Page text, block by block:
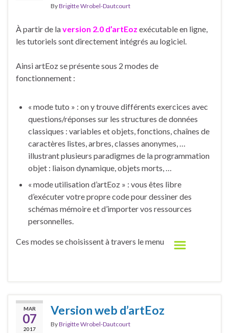
ByBrigitte Wrobel-Dautcourt
À partir de laversion 2.0 d’artEoz exécutable en ligne,
les tutoriels sont directement intégrés au logiciel.
Ainsi artEoz se présente sous 2 modes de
fonctionnement :
« mode tuto » : on y trouve différents exercices avec
questions/réponses sur les structures de données
classiques : variables et objets, fonctions, chaînes de
caractères listes, arbres, classes anonymes, …
illustrant plusieurs paradigmes de la programmation
objet : liaison dynamique, objets morts, …
« mode utilisation d’artEoz » : vous êtes libre
d’exécuter votre propre code pour dessiner des
schémas mémoire et d’importer vos ressources
personnelles.
Ces modes se choisissent à travers le menu
MAR
07
2017
Version web d’artEoz
ByBrigitte Wrobel-Dautcourt